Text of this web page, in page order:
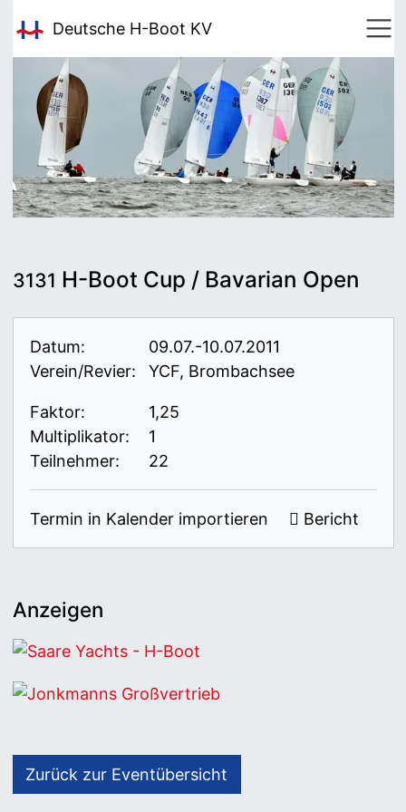
Deutsche H-Boot KV
3131 H-Boot Cup / Bavarian Open
Datum:
09.07.-10.07.2011
Verein/Revier:
YCF, Brombachsee
Faktor:
1,25
Multiplikator:
1
Teilnehmer:
22
Termin in Kalender importieren Bericht
Anzeigen
Zurück zur Eventübersicht